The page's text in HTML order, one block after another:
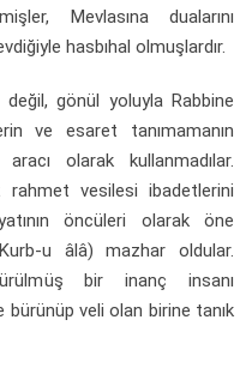
Mevlasına dualarını
hasbıhal olmuşlardır.
gönül yoluyla Rabbine
ve esaret tanımamanın
olarak kullanmadılar.
rahmet vesilesi ibadetlerini
öncüleri olarak öne
u âlâ) mazhar oldular.
bir inanç insanı
veli olan birine tanık